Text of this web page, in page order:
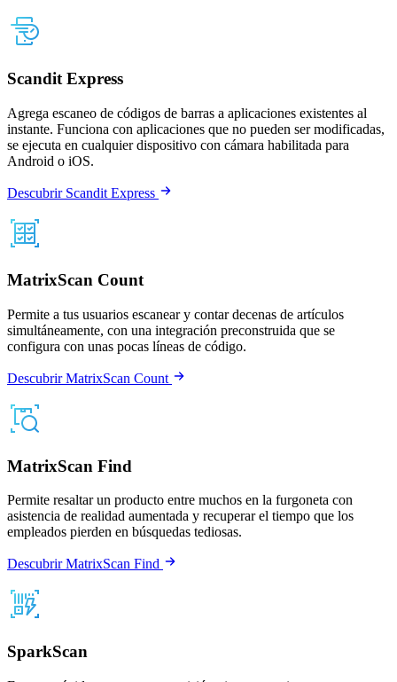
Scandit Express
Agrega escaneo de códigos de barras a aplicaciones existentes al
instante. Funciona con aplicaciones que no pueden ser modificadas,
se ejecuta en cualquier dispositivo con cámara habilitada para
Android o iOS.
Descubrir Scandit Express
MatrixScan Count
Permite a tus usuarios escanear y contar decenas de artículos
simultáneamente, con una integración preconstruida que se
configura con unas pocas líneas de código.
Descubrir MatrixScan Count
MatrixScan Find
Permite resaltar un producto entre muchos en la furgoneta con
asistencia de realidad aumentada y recuperar el tiempo que los
empleados pierden en búsquedas tediosas.
Descubrir MatrixScan Find
SparkScan